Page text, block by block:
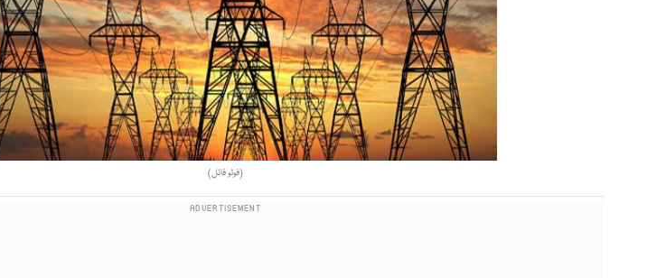
(فوٹو فائل)